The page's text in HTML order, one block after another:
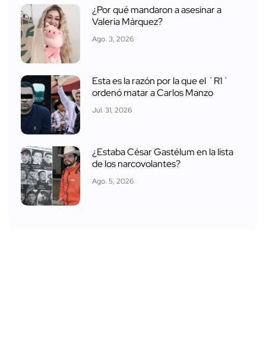
¿Por qué mandaron a asesinar a
Valeria Márquez?
Ago. 3, 2026
Esta es la razón por la que el ´R1´
ordenó matar a Carlos Manzo
Jul. 31, 2026
¿Estaba César Gastélum en la lista
de los narcovolantes?
Ago. 5, 2026